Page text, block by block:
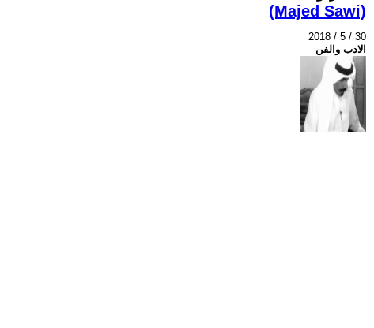
(Majed Sawi)
2018 / 5 / 30
الادب والفن